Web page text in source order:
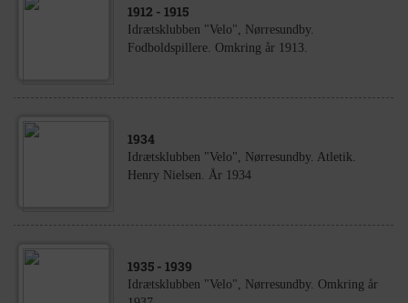
1912 - 1915
Idrætsklubben "Velo", Nørresundby.
Fodboldspillere. Omkring år 1913.
1934
Idrætsklubben "Velo", Nørresundby. Atletik.
Henry Nielsen. År 1934
1935 - 1939
Idrætsklubben "Velo", Nørresundby. Omkring år